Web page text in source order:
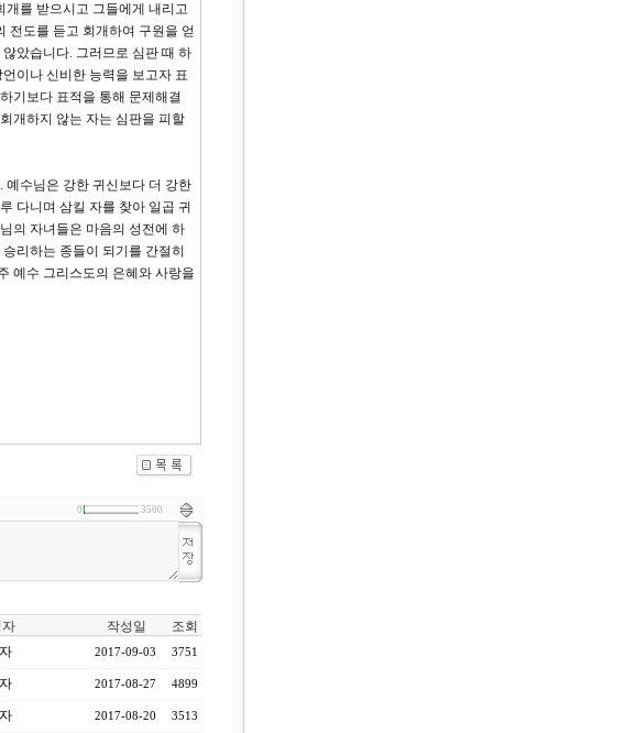
를 받으시고 그들에게 내리고
전도를 듣고 회개하여 구원을 얻
았습니다. 그러므로 심판 때 하
이나 신비한 능력을 보고자 표
기보다 표적을 통해 문제해결
개하지 않는 자는 심판을 피할
예수님은 강한 귀신보다 더 강한
다니며 삼킬 자를 찾아 일곱 귀
의 자녀들은 마음의 성전에 하
리하는 종들이 되기를 간절히
예수 그리스도의 은혜와 사랑을
0 3500
자 작성일 조회
2017-09-03 3751
2017-08-27 4899
2017-08-20 3513